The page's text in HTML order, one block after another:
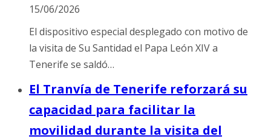
15/06/2026
El dispositivo especial desplegado con motivo de
la visita de Su Santidad el Papa León XIV a
Tenerife se saldó…
El Tranvía de Tenerife reforzará su
capacidad para facilitar la
movilidad durante la visita del